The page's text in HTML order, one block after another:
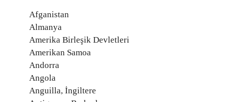
Afganistan
Almanya
Amerika Birleşik Devletleri
Amerikan Samoa
Andorra
Angola
Anguilla, İngiltere